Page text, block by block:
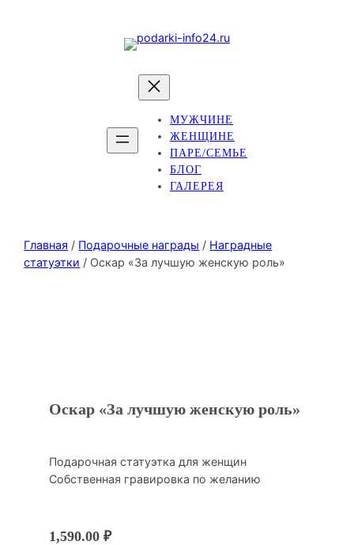
МУЖЧИНЕ
ЖЕНЩИНЕ
ПАРЕ/СЕМЬЕ
БЛОГ
ГАЛЕРЕЯ
Главная / Подарочные награды / Наградные
статуэтки / Оскар «За лучшую женскую роль»
Оскар «За лучшую женскую роль»
Подарочная статуэтка для женщин
Собственная гравировка по желанию
1,590.00₽